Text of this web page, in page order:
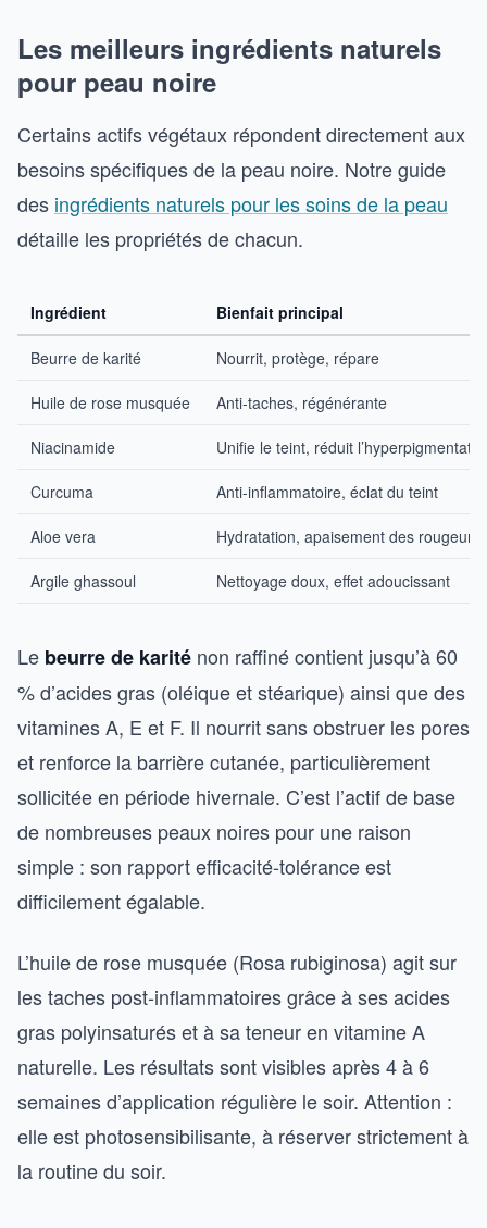
Les meilleurs ingrédients naturels
pour peau noire
Certains actifs végétaux répondent directement aux
besoins spécifiques de la peau noire. Notre guide
des ingrédients naturels pour les soins de la peau
détaille les propriétés de chacun.
Ingrédient Bienfait principal
Beurre de karité Nourrit, protège, répare
Huile de rose musquée Anti-taches, régénérante
Niacinamide Unifie le teint, réduit
Curcuma Anti-inflammatoire, éclat du teint
Aloe vera Hydratation, apaisement des rougeurs
Argile ghassoul Nettoyage doux, effet adoucissant
Le beurre de karité non raffiné contient jusqu’à 60
% d’acides gras (oléique et stéarique) ainsi que des
vitamines A, E et F. Il nourrit sans obstruer les pores
et renforce la barrière cutanée, particulièrement
sollicitée en période hivernale. C’est l’actif de base
de nombreuses peaux noires pour une raison
simple : son rapport efficacité-tolérance est
difficilement égalable.
L’huile de rose musquée (Rosa rubiginosa) agit sur
les taches post-inflammatoires grâce à ses acides
gras polyinsaturés et à sa teneur en vitamine A
naturelle. Les résultats sont visibles après 4 à 6
semaines d’application régulière le soir. Attention :
elle est photosensibilisante, à réserver strictement à
la routine du soir.